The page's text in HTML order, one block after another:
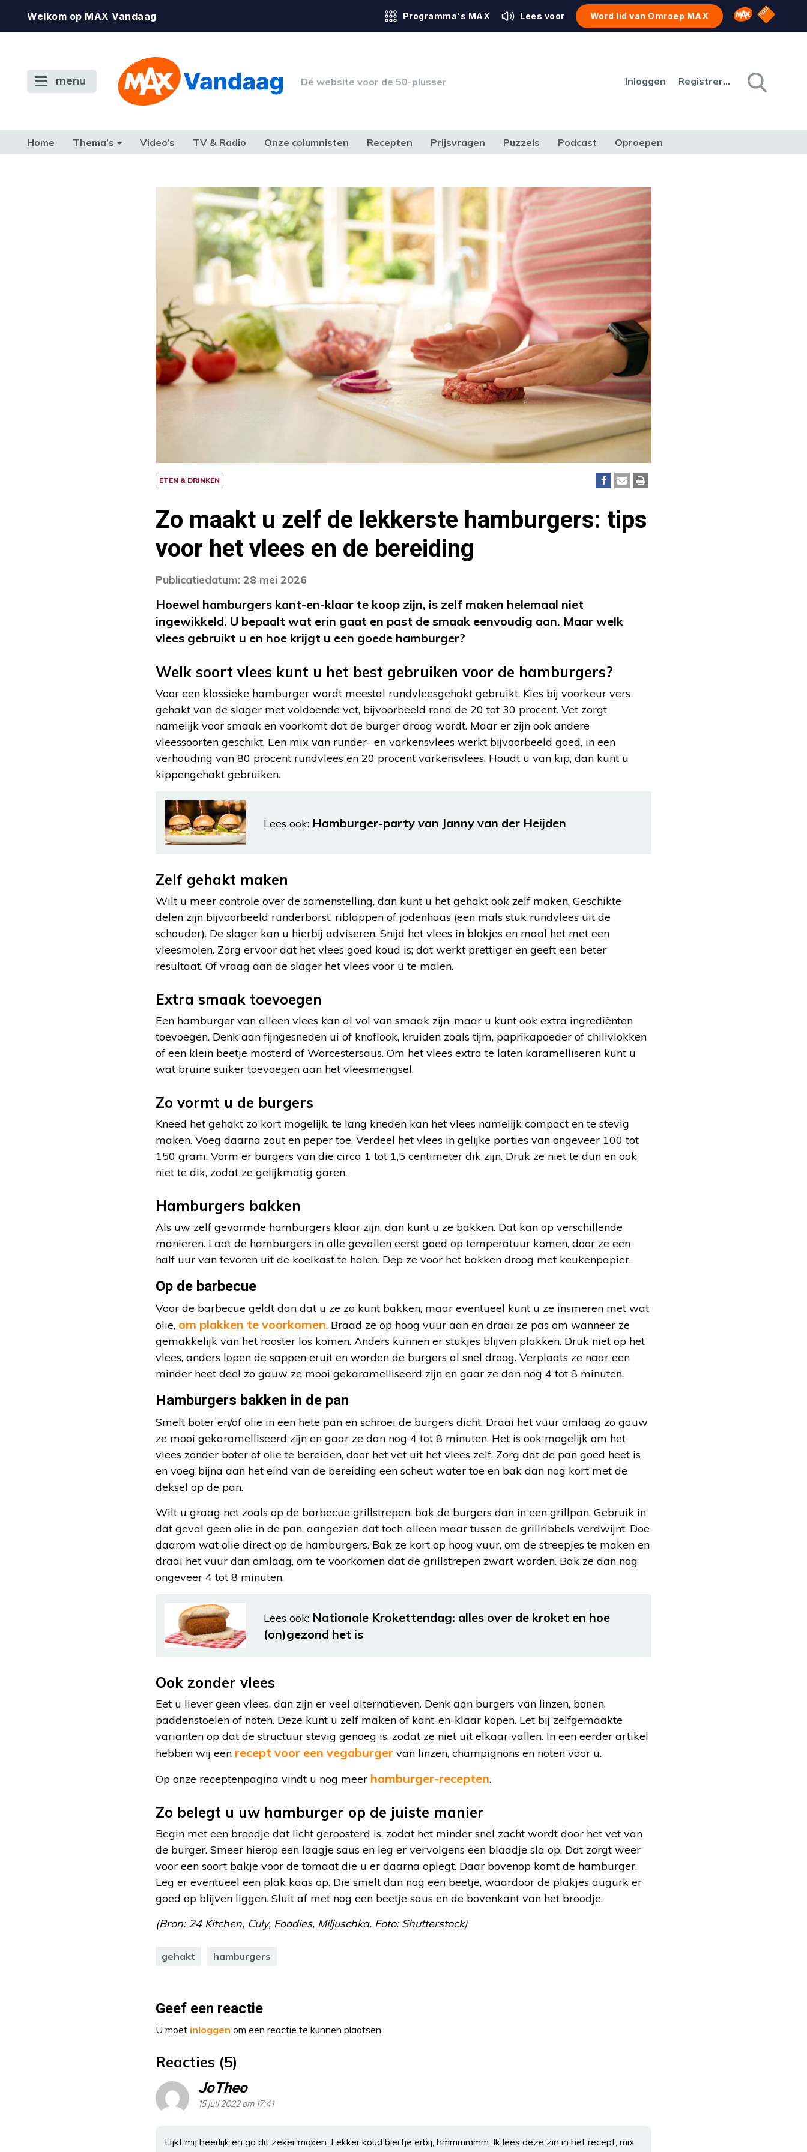
Welkom op MAX Vandaag Programma's MAX Lees voor Word lid van Omroep MAX Omroep MAX
NPO
menu Dé website voor de 50-plusser Inloggen Registreren
Home Thema’s Video’s TV & Radio Onze columnisten Recepten Prijsvragen Puzzels Podcast Oproepen
ETEN & DRINKEN
Zo maakt u zelf de lekkerste hamburgers: tips
voor het vlees en de bereiding
Publicatiedatum: 28 mei 2026
Hoewel hamburgers kant-en-klaar te koop zijn, is zelf maken helemaal niet
ingewikkeld. U bepaalt wat erin gaat en past de smaak eenvoudig aan. Maar welk
vlees gebruikt u en hoe krijgt u een goede hamburger?
Welk soort vlees kunt u het best gebruiken voor de hamburgers?
Voor een klassieke hamburger wordt meestal rundvleesgehakt gebruikt. Kies bij voorkeur vers
gehakt van de slager met voldoende vet, bijvoorbeeld rond de 20 tot 30 procent. Vet zorgt
namelijk voor smaak en voorkomt dat de burger droog wordt. Maar er zijn ook andere
vleessoorten geschikt. Een mix van runder- en varkensvlees werkt bijvoorbeeld goed, in een
verhouding van 80 procent rundvlees en 20 procent varkensvlees. Houdt u van kip, dan kunt u
kippengehakt gebruiken.
Lees ook: Hamburger-party van Janny van der Heijden
Zelf gehakt maken
Wilt u meer controle over de samenstelling, dan kunt u het gehakt ook zelf maken. Geschikte
delen zijn bijvoorbeeld runderborst, riblappen of jodenhaas (een mals stuk rundvlees uit de
schouder). De slager kan u hierbij adviseren. Snijd het vlees in blokjes en maal het met een
vleesmolen. Zorg ervoor dat het vlees goed koud is; dat werkt prettiger en geeft een beter
resultaat. Of vraag aan de slager het vlees voor u te malen.
Extra smaak toevoegen
Een hamburger van alleen vlees kan al vol van smaak zijn, maar u kunt ook extra ingrediënten
toevoegen. Denk aan fijngesneden ui of knoflook, kruiden zoals tijm, paprikapoeder of chilivlokken
of een klein beetje mosterd of Worcestersaus. Om het vlees extra te laten karamelliseren kunt u
wat bruine suiker toevoegen aan het vleesmengsel.
Zo vormt u de burgers
Kneed het gehakt zo kort mogelijk, te lang kneden kan het vlees namelijk compact en te stevig
maken. Voeg daarna zout en peper toe. Verdeel het vlees in gelijke porties van ongeveer 100 tot
150 gram. Vorm er burgers van die circa 1 tot 1,5 centimeter dik zijn. Druk ze niet te dun en ook
niet te dik, zodat ze gelijkmatig garen.
Hamburgers bakken
Als uw zelf gevormde hamburgers klaar zijn, dan kunt u ze bakken. Dat kan op verschillende
manieren. Laat de hamburgers in alle gevallen eerst goed op temperatuur komen, door ze een
half uur van tevoren uit de koelkast te halen. Dep ze voor het bakken droog met keukenpapier.
Op de barbecue
Voor de barbecue geldt dan dat u ze zo kunt bakken, maar eventueel kunt u ze insmeren met wat
olie, om plakken te voorkomen. Braad ze op hoog vuur aan en draai ze pas om wanneer ze
gemakkelijk van het rooster los komen. Anders kunnen er stukjes blijven plakken. Druk niet op het
vlees, anders lopen de sappen eruit en worden de burgers al snel droog. Verplaats ze naar een
minder heet deel zo gauw ze mooi gekaramelliseerd zijn en gaar ze dan nog 4 tot 8 minuten.
Hamburgers bakken in de pan
Smelt boter en/of olie in een hete pan en schroei de burgers dicht. Draai het vuur omlaag zo gauw
ze mooi gekaramelliseerd zijn en gaar ze dan nog 4 tot 8 minuten. Het is ook mogelijk om het
vlees zonder boter of olie te bereiden, door het vet uit het vlees zelf. Zorg dat de pan goed heet is
en voeg bijna aan het eind van de bereiding een scheut water toe en bak dan nog kort met de
deksel op de pan.
Wilt u graag net zoals op de barbecue grillstrepen, bak de burgers dan in een grillpan. Gebruik in
dat geval geen olie in de pan, aangezien dat toch alleen maar tussen de grillribbels verdwijnt. Doe
daarom wat olie direct op de hamburgers. Bak ze kort op hoog vuur, om de streepjes te maken en
draai het vuur dan omlaag, om te voorkomen dat de grillstrepen zwart worden. Bak ze dan nog
ongeveer 4 tot 8 minuten.
Lees ook: Nationale Krokettendag: alles over de kroket en hoe
(on)gezond het is
Ook zonder vlees
Eet u liever geen vlees, dan zijn er veel alternatieven. Denk aan burgers van linzen, bonen,
paddenstoelen of noten. Deze kunt u zelf maken of kant-en-klaar kopen. Let bij zelfgemaakte
varianten op dat de structuur stevig genoeg is, zodat ze niet uit elkaar vallen. In een eerder artikel
hebben wij een recept voor een vegaburger van linzen, champignons en noten voor u.
Op onze receptenpagina vindt u nog meer hamburger-recepten.
Zo belegt u uw hamburger op de juiste manier
Begin met een broodje dat licht geroosterd is, zodat het minder snel zacht wordt door het vet van
de burger. Smeer hierop een laagje saus en leg er vervolgens een blaadje sla op. Dat zorgt weer
voor een soort bakje voor de tomaat die u er daarna oplegt. Daar bovenop komt de hamburger.
Leg er eventueel een plak kaas op. Die smelt dan nog een beetje, waardoor de plakjes augurk er
goed op blijven liggen. Sluit af met nog een beetje saus en de bovenkant van het broodje.
(Bron: 24 Kitchen, Culy, Foodies, Miljuschka. Foto: Shutterstock)
gehakt hamburgers
Geef een reactie
U moet inloggen om een reactie te kunnen plaatsen.
Reacties (5)
JoTheo
15 juli 2022 om 17:41
Lijkt mij heerlijk en ga dit zeker maken. Lekker koud biertje erbij, hmmmmmm. Ik lees deze zin in het recept, mix